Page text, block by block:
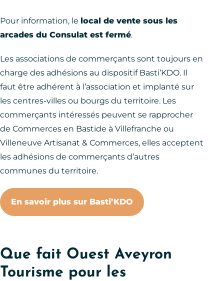
Pour information, le local de vente sous les
arcades du Consulat est fermé.
Les associations de commerçants sont toujours en
charge des adhésions au dispositif Basti’KDO. Il
faut être adhérent à l’association et implanté sur
les centres-villes ou bourgs du territoire. Les
commerçants intéressés peuvent se rapprocher
de Commerces en Bastide à Villefranche ou
Villeneuve Artisanat & Commerces, elles acceptent
les adhésions de commerçants d’autres
communes du territoire.
En savoir plus sur Basti’KDO
Que fait Ouest Aveyron
Tourisme pour les